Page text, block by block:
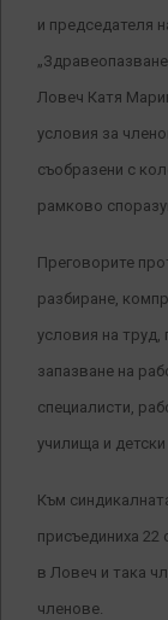
и председателя
Ловеч Катя
условия за
съобразени с
рамково
Преговорите
разбиране,
условия на
запазване на
специалисти,
училища и
Към
присъединиха 22
в Ловеч и така
членове.